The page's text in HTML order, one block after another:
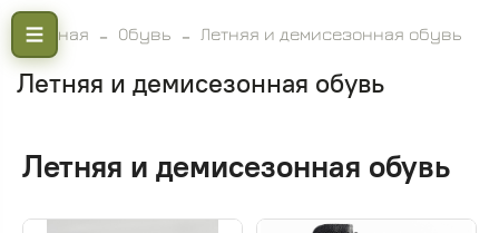
Главная Обувь Летняя и демисезонная обувь
Летняя и демисезонная обувь
Летняя и демисезонная обувь